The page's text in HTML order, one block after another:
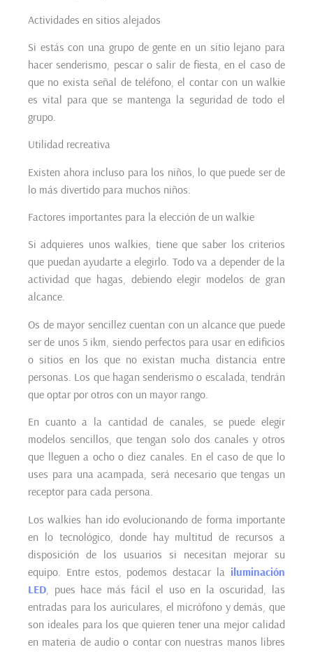
Actividades en sitios alejados
Si estás con una grupo de gente en un sitio lejano para
hacer senderismo, pescar o salir de fiesta, en el caso de
que no exista señal de teléfono, el contar con un walkie
es vital para que se mantenga la seguridad de todo el
grupo.
Utilidad recreativa
Existen ahora incluso para los niños, lo que puede ser de
lo más divertido para muchos niños.
Factores importantes para la elección de un walkie
Si adquieres unos walkies, tiene que saber los criterios
que puedan ayudarte a elegirlo. Todo va a depender de la
actividad que hagas, debiendo elegir modelos de gran
alcance.
Os de mayor sencillez cuentan con un alcance que puede
ser de unos 5 ikm, siendo perfectos para usar en edificios
o sitios en los que no existan mucha distancia entre
personas. Los que hagan senderismo o escalada, tendrán
que optar por otros con un mayor rango.
En cuanto a la cantidad de canales, se puede elegir
modelos sencillos, que tengan solo dos canales y otros
que lleguen a ocho o diez canales. En el caso de que lo
uses para una acampada, será necesario que tengas un
receptor para cada persona.
Los walkies han ido evolucionando de forma importante
en lo tecnológico, donde hay multitud de recursos a
disposición de los usuarios si necesitan mejorar su
equipo. Entre estos, podemos destacar la iluminación
LED , pues hace más fácil el uso en la oscuridad, las
entradas para los auriculares, el micrófono y demás, que
son ideales para los que quieren tener una mejor calidad
en materia de audio o contar con nuestras manos libres